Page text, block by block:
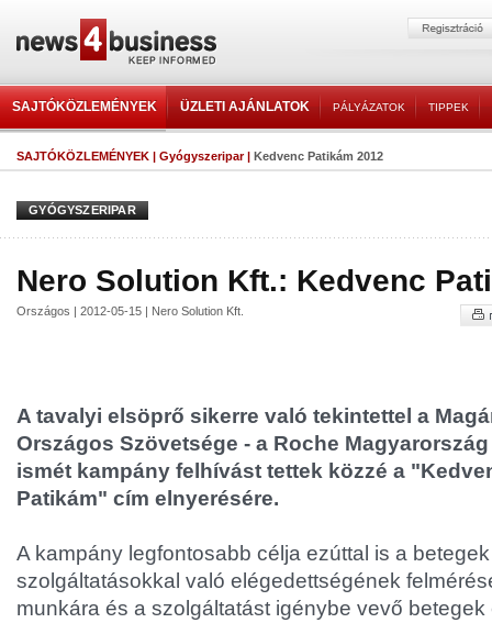
SAJTÓKÖZLEMÉNYEK ÜZLETI AJÁNLATOK PÁLYÁZATOK TIPPEK
SAJTÓKÖZLEMÉNYEK | Gyógyszeripar| Kedvenc Patikám 2012
GYÓGYSZERIPAR
Nero Solution Kft.: Kedvenc
Országos | 2012-05-15 | Nero Solution Kft.
A tavalyi elsöprő sikerre való tekintettel a
Országos Szövetsége - a Roche
ismét kampány felhívást tettek közzé a
Patikám" cím elnyerésére.
A kampány legfontosabb célja ezúttal is a
szolgáltatásokkal való elégedettségének
munkára és a szolgáltatást igénybe vevő